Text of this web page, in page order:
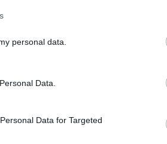
personal data.
Data.
Data for Targeted
bevölkern und in Ohren
Website